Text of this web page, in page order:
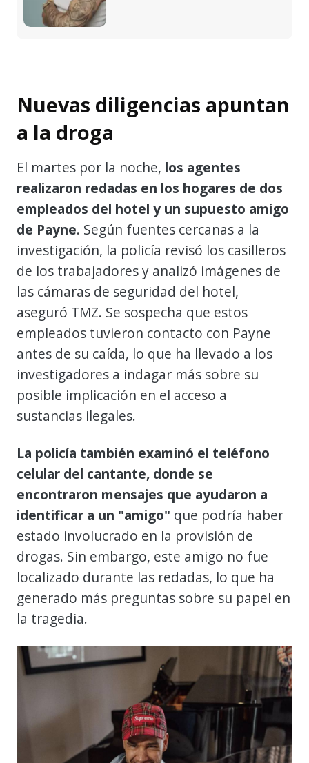
Nuevas diligencias apuntan
a la droga
El martes por la noche, los agentes
realizaron redadas en los hogares de dos
empleados del hotel y un supuesto amigo
de Payne. Según fuentes cercanas a la
investigación, la policía revisó los casilleros
de los trabajadores y analizó imágenes de
las cámaras de seguridad del hotel,
aseguró TMZ. Se sospecha que estos
empleados tuvieron contacto con Payne
antes de su caída, lo que ha llevado a los
investigadores a indagar más sobre su
posible implicación en el acceso a
sustancias ilegales.
La policía también examinó el teléfono
celular del cantante, donde se
encontraron mensajes que ayudaron a
identificar a un "amigo" que podría haber
estado involucrado en la provisión de
drogas. Sin embargo, este amigo no fue
localizado durante las redadas, lo que ha
generado más preguntas sobre su papel en
la tragedia.